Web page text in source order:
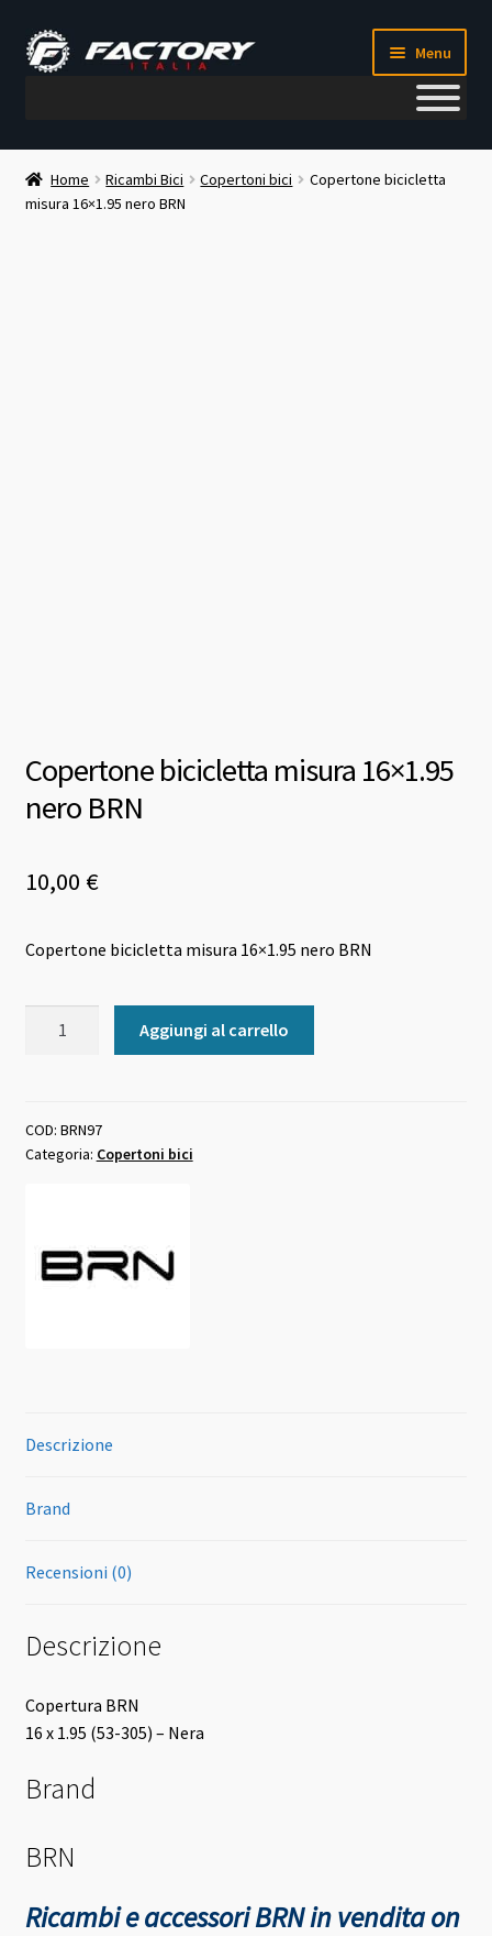
Vai
alla
Vai
al
Menu
Il mio account
Metodi di pagamento
Home Ricambi Bici Copertoni bici
Copertone bicicletta
misura 16×1.95 nero BRN
Copertone bicicletta misura 16×1.95
nero BRN
10,00 €
Copertone bicicletta misura 16×1.95 nero BRN
nero
BRN
Aggiungi al carrello
COD: BRN97
Categoria: Copertoni bici
Descrizione
Brand
Recensioni (0)
Descrizione
Copertura BRN
16 x 1.95 (53-305) – Nera
Brand
BRN
Ricambi e accessori BRN in vendita on